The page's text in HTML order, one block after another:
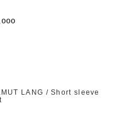
LANG / Short sleeve